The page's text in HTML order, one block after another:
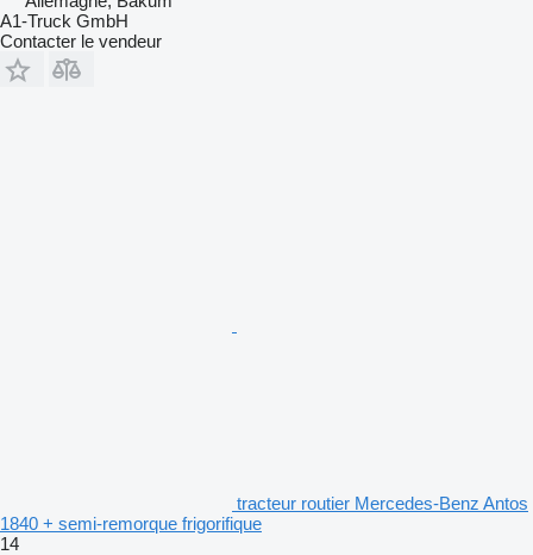
A1-Truck GmbH
Contacter le vendeur
tracteur routier Mercedes-Benz Antos
1840 + semi-remorque frigorifique
14